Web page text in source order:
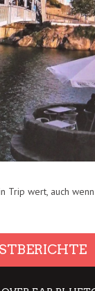
Trip wert, auch